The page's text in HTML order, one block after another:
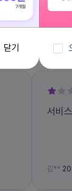
서비
김**
닫기